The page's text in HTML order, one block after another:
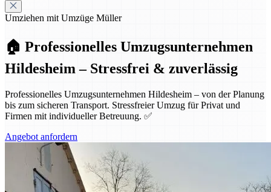
Umziehen mit Umzüge Müller
🏠 Professionelles Umzugsunternehmen
Hildesheim – Stressfrei & zuverlässig
Professionelles Umzugsunternehmen Hildesheim – von der Planung
bis zum sicheren Transport. Stressfreier Umzug für Privat und
Firmen mit individueller Betreuung. ✅
Angebot anfordern